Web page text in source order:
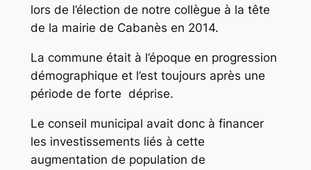
lors de l’élection de notre collègue à la tête
de la mairie de Cabanès en 2014.
La commune était à l’époque en progression
démographique et l’est toujours après une
période de forte déprise.
Le conseil municipal avait donc à financer
les investissements liés à cette
augmentation de population de